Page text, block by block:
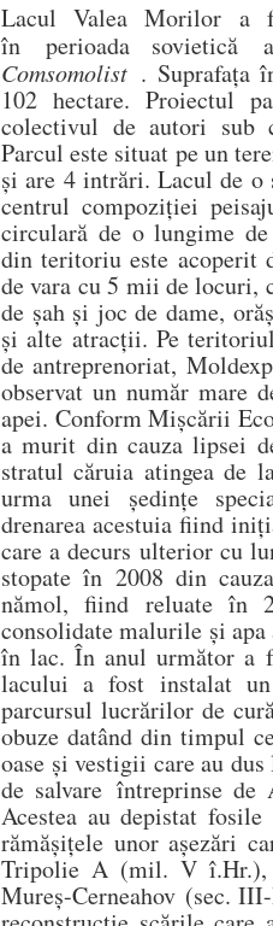
Lacul Valea Morilor a
în perioada
Comsomolist . Suprafața
102 hectare. Proiectul
colectivul de autori sub
Parcul este situat pe un
și are 4 intrări. Lacul de o
centrul compoziției
circulară de o lungime
din teritoriu este acoperit
de vara cu 5 mii de locuri,
de șah și joc de dame,
și alte atracții. Pe
de antreprenoriat,
observat un număr mare
apei. Conform Mișcării
a murit din cauza lipsei
stratul căruia atingea de
urma unei ședințe
drenarea acestuia fiind
care a decurs ulterior cu
stopate în 2008 din
nămol, fiind reluate în
consolidate malurile și
în lac. În anul următor a
lacului a fost instalat
parcursul lucrărilor de
obuze datând din timpul
oase și vestigii care au
de salvare întreprinse de
Acestea au depistat
rămășițele unor așezări
Tripolie A (mil. V î.Hr.),
Mureș-Cerneahov (sec.